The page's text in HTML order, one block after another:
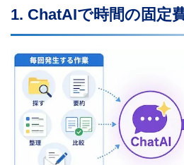
1. ChatAIで時間の固定